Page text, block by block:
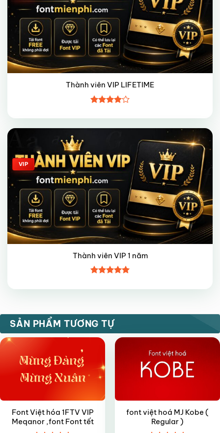
Thành viên VIP LIFETIME
xếp hạng
45 sao
Giảm giá!
VIP
Thành viên VIP 1 năm
hạng55
SẢN PHẨM TƯƠNG TỰ
VIP
Font Việt hóa 1FTV VIP
Meqanor ,font Font tết
font việt hoá MJ Kobe (
Regular )